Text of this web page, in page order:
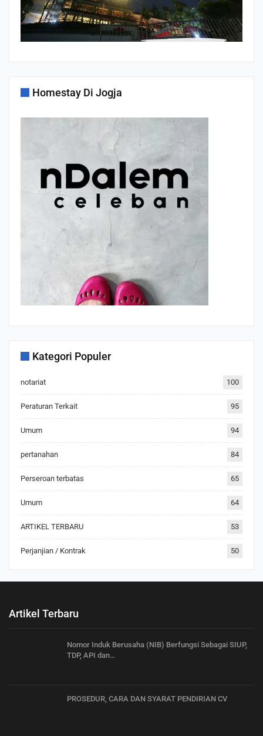
Homestay Di Jogja
Kategori Populer
notariat 100
Peraturan Terkait 95
Umum 94
pertanahan 84
Perseroan terbatas 65
Umum 64
ARTIKEL TERBARU 53
Perjanjian / Kontrak 50
Artikel Terbaru
Nomor Induk Berusaha (NIB) Berfungsi Sebagai SIUP,
TDP, API dan…
PROSEDUR, CARA DAN SYARAT PENDIRIAN CV